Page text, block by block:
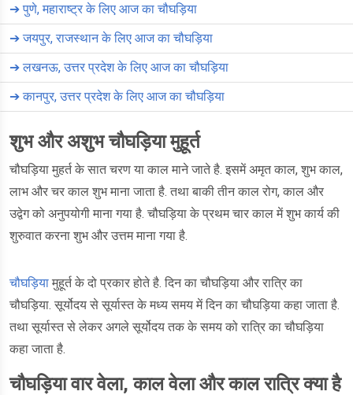
➔पुणे, महाराष्ट्र के लिए आज का चौघड़िया
➔जयपुर, राजस्थान के लिए आज का चौघड़िया
➔लखनऊ, उत्तर प्रदेश के लिए आज का चौघड़िया
➔कानपुर, उत्तर प्रदेश के लिए आज का चौघड़िया
शुभ और अशुभ चौघड़िया मुहूर्त
चौघड़िया मुहर्त के सात चरण या काल माने जाते है. इसमें अमृत काल, शुभ काल,
लाभ और चर काल शुभ माना जाता है. तथा बाकी तीन काल रोग, काल और
उद्वेग को अनुपयोगी माना गया है. चौघड़िया के प्रथम चार काल में शुभ कार्य की
शुरुवात करना शुभ और उत्तम माना गया है.
चौघड़िया मुहूर्त के दो प्रकार होते है. दिन का चौघड़िया और रात्रि का
चौघड़िया. सूर्योदय से सूर्यास्त के मध्य समय में दिन का चौघड़िया कहा जाता है.
तथा सूर्यास्त से लेकर अगले सूर्योदय तक के समय को रात्रि का चौघड़िया
कहा जाता है.
चौघड़िया वार वेला, काल वेला और काल रात्रि क्या है